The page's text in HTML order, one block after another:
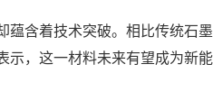
蕴含着技术突破。相比传统石
，这一材料未来有望成为新